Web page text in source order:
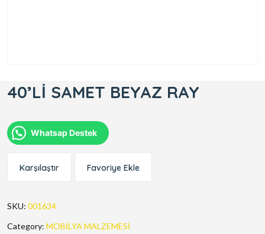
40’Lİ SAMET BEYAZ RAY
Whatsap Destek
Karşılaştır Favoriye Ekle
SKU: 001634
Category: MOBİLYA MALZEMESİ